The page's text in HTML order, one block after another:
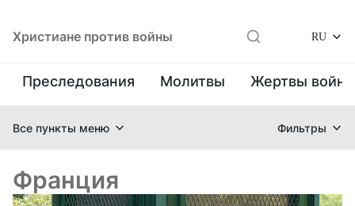
Христиане против войны RU
Преследования Молитвы Жертвы
Все пункты меню Фильтры
Франция